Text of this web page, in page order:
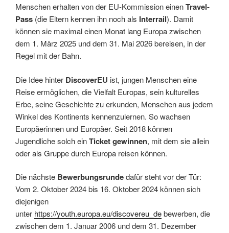
Menschen erhalten von der EU-Kommission einenTravel-
Pass (die Eltern kennen ihn noch als Interrail). Damit
können sie maximal einen Monat lang Europa zwischen
dem 1. März 2025 und dem 31. Mai 2026 bereisen, in der
Regel mit der Bahn.
Die Idee hinter DiscoverEU ist, jungen Menschen eine
Reise ermöglichen, die Vielfalt Europas, sein kulturelles
Erbe, seine Geschichte zu erkunden, Menschen aus jedem
Winkel des Kontinents kennenzulernen. So wachsen
Europäerinnen und Europäer. Seit 2018 können
Jugendliche solch einTicket gewinnen, mit dem sie allein
oder als Gruppe durch Europa reisen können.
Die nächste Bewerbungsrundedafür steht vor der Tür:
Vom 2. Oktober 2024 bis 16. Oktober 2024 können sich
diejenigen
unter https://youth.europa.eu/discovereu_debewerben, die
zwischen dem 1. Januar 2006 und dem 31. Dezember